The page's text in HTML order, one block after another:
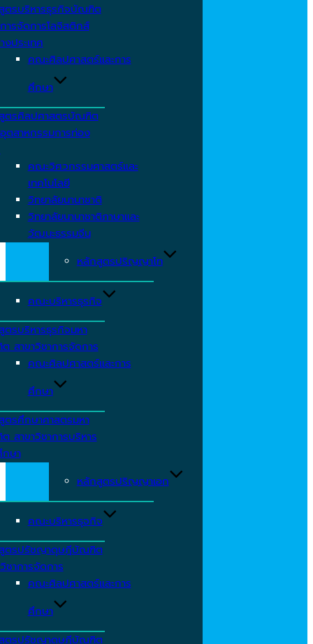
ตรบริหารธุรกิจบัณฑิต
ารจัดการโลจิสติกส์
งประเทศ
คณะศิลปศาสตร์และการ
ศึกษา
ตรศิลปศาสตรบัณฑิต
ตสาหกรรมการท่อง
คณะวิศวกรรมศาสตร์และ
เทคโนโลยี
วิทยาลัยนานาชาติ
วิทยาลัยนานาชาติภาษาและ
วัฒนะธรรมจีน
หลักสูตรปริญญาโท
คณะบริหารธุรกิจ
รบริหารธุรกิจมหา
สาขาวิชาการจัดการ
คณะศิลปศาสตร์และการ
ศึกษา
ตรศึกษาศาสตรมหา
สาขาวิชาการบริหาร
ษา
หลักสูตรปริญญาเอก
คณะบริหารธุจกิจ
ตรปรัชญาดุษฎีบัณฑิต
ชาการจัดการ
คณะศิลปศาสตร์และการ
ศึกษา
ตรปรัชญาดุษฎีบัณฑิต